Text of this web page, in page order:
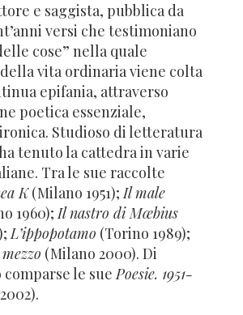
e saggista, pubblica da
versi che testimoniano
cose” nella quale
vita ordinaria viene colta
epifania, attraverso
poetica essenziale,
Studioso di letteratura
tenuto la cattedra in varie
Tra le sue raccolte
K(Milano 1951);Il male
1960);Il nastro di Mœbius
L’ippopotamo (Torino 1989);
(Milano 2000). Di
comparse le suePoesie. 1951-